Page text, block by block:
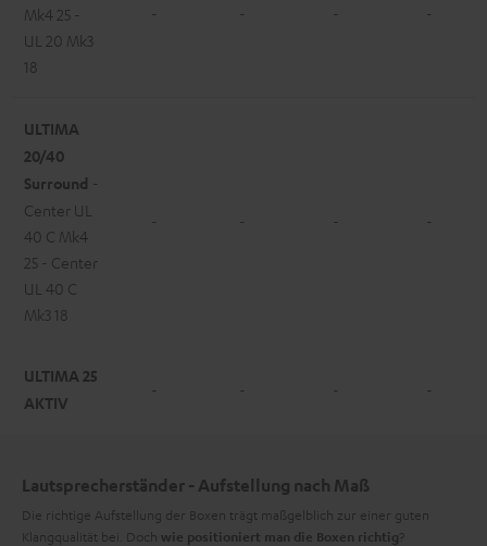
Mk4 25 -
UL 20 Mk3
18
- - - -
ULTIMA
20/40
Surround -
Center UL
40 C Mk4
25 - Center
UL 40 C
Mk3 18
- - - -
ULTIMA 25
AKTIV
- - - -
Lautsprecherständer - Aufstellung nach Maß
Die richtige Aufstellung der Boxen trägt maßgelblich zur einer guten
Klangqualität bei. Doch wie positioniert man die Boxen richtig ?